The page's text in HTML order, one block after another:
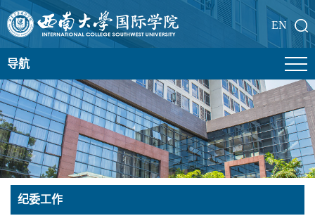
EN
导航
纪委工作